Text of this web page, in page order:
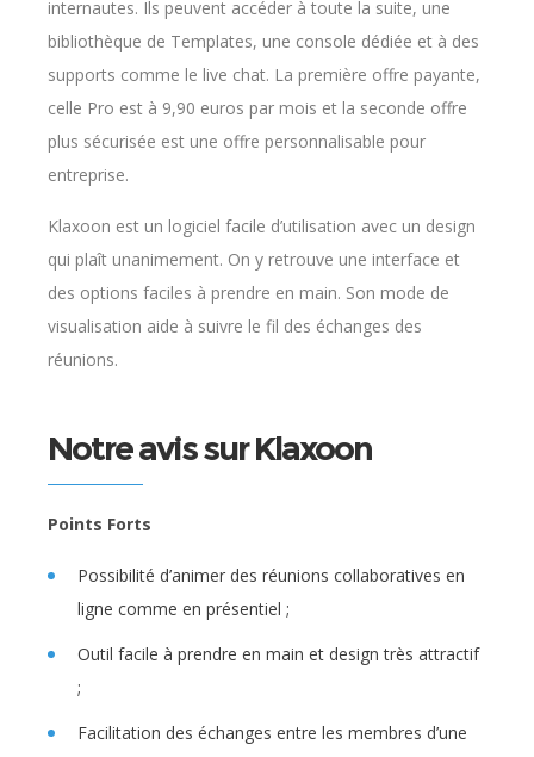
internautes. Ils peuvent accéder à toute la suite, une
bibliothèque de Templates, une console dédiée et à des
supports comme le live chat. La première offre payante,
celle Pro est à 9,90 euros par mois et la seconde offre
plus sécurisée est une offre personnalisable pour
entreprise.
Klaxoon est un logiciel facile d’utilisation avec un design
qui plaît unanimement. On y retrouve une interface et
des options faciles à prendre en main. Son mode de
visualisation aide à suivre le fil des échanges des
réunions.
Notre avis sur Klaxoon
Points Forts
Possibilité d’animer des réunions collaboratives en
ligne comme en présentiel ;
Outil facile à prendre en main et design très attractif
;
Facilitation des échanges entre les membres d’une